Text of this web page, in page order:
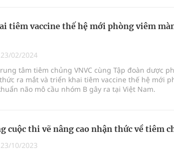
nhiệt độ cao nhất 35 độ
tiêm vaccine thế hệ mới phòng viêm
23/02/2024
tâm tiêm chủng VNVC cùng Tập đoàn dược
ra mắt và triển khai tiêm vaccine thế hệ mới
não mô cầu nhóm B gây ra tại Việt Nam.
cuộc thi vẽ nâng cao nhận thức về tiêm
23/10/2023